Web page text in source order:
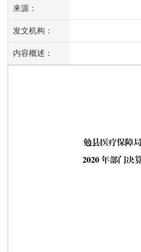
来源：
发文机构：
内容概述：